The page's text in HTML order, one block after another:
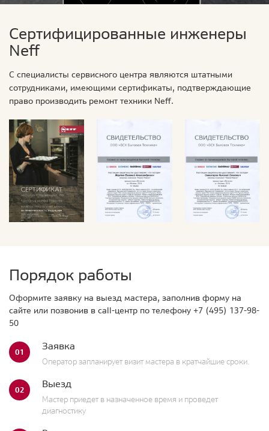
Сертифицированные инженеры
Neff
С специалисты сервисного центра являются штатными
сотрудниками, имеющими сертификаты, подтверждающие
право производить ремонт техники Neff.
Порядок работы
Оформите заявку на выезд мастера, заполнив форму на
сайте или позвонив в call-центр по телефону +7 (495) 137-98-
50
01 Заявка
Оператор запланирует визит мастера в кратчайшие сроки.
02 Выезд
Мастер приедет в назначенное время и проведет
диагностику